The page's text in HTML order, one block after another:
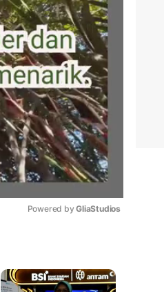
Powered by GliaStudios